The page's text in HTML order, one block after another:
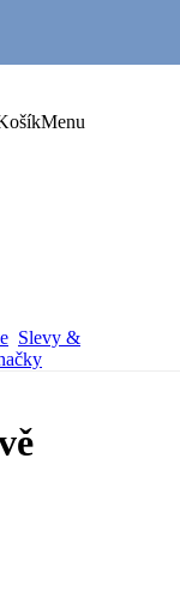
Menu
Slevy &